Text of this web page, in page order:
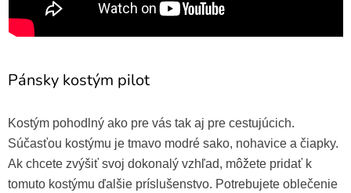
Pánsky kostým pilot
Kostým pohodlný ako pre vás tak aj pre cestujúcich.
Súčasťou kostýmu je tmavo modré sako, nohavice a čiapky.
Ak chcete zvýšiť svoj dokonalý vzhľad, môžete pridať k
tomuto kostýmu ďalšie príslušenstvo. Potrebujete oblečenie